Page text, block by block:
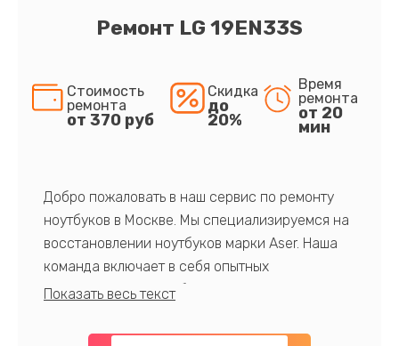
Ремонт LG 19EN33S
Стоимость
ремонта
от 370 руб
Скидка
до
20%
Время
ремонта
от 20
мин
Добро пожаловать в наш сервис по ремонту
ноутбуков в Москве. Мы специализируемся на
восстановлении ноутбуков марки Aser. Наша
команда включает в себя опытных
профессионалов с обширными знаниями и
предлагаем быстрый и качественный ремонт с